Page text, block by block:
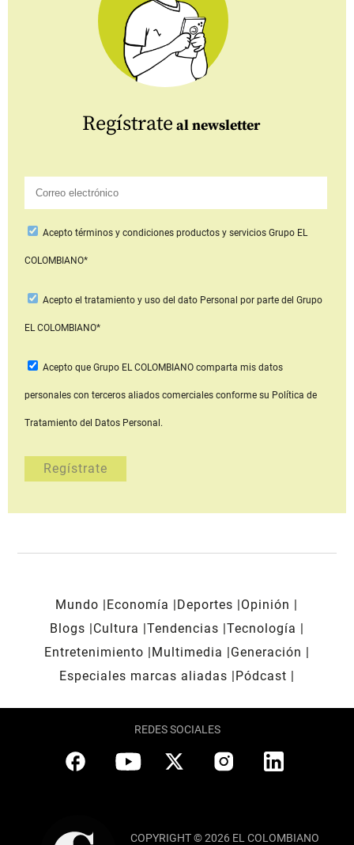
Regístrate al newsletter
Aceptotérminos y condiciones productos y serviciosGrupo EL
COLOMBIANO*
Acepto el tratamiento y uso del dato Personal por parte del Grupo
EL COLOMBIANO*
Acepto que Grupo EL COLOMBIANOcomparta mis datos
personales con terceros aliados comerciales conforme su Política de
Tratamiento del Datos Personal.
Mundo Economía Deportes
Opinión
Blogs
Cultura Tendencias Tecnología
Entretenimiento
Multimedia
Generación
Especiales marcas aliadas
Pódcast
REDES SOCIALES
COPYRIGHT © 2026 EL COLOMBIANO